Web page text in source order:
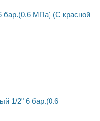
бар.(0.6 МПа) (С красной